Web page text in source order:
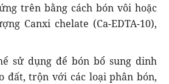
trên bằng cách bón vôi hoặc
Canxi chelate (Ca-EDTA-10),
sử dụng để bón bổ sung dinh
đất, trộn với các loại phân bón,